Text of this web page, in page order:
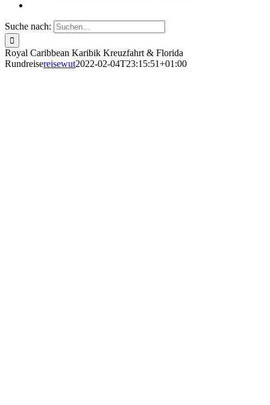
Suche nach:
Royal Caribbean Karibik Kreuzfahrt & Florida
Rundreisereisewut2022-02-04T23:15:51+01:00